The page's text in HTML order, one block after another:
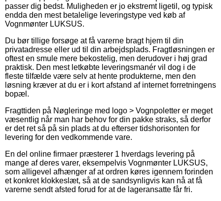
passer dig bedst. Muligheden er jo ekstremt ligetil, og typisk
endda den mest betalelige leveringstype ved køb af
Vognmønter LUKSUS.
Du bør tillige forsøge at få varerne bragt hjem til din
privatadresse eller ud til din arbejdsplads. Fragtløsningen er
oftest en smule mere bekostelig, men derudover i høj grad
praktisk. Den mest letkøbte leveringsmanér vil dog i de
fleste tilfælde være selv at hente produkterne, men den
løsning kræver at du er i kort afstand af internet forretningens
bopæl.
Fragttiden på Nøgleringe med logo > Vognpoletter er meget
væsentlig når man har behov for din pakke straks, så derfor
er det ret så på sin plads at du efterser tidshorisonten for
levering for den vedkommende vare.
En del online firmaer præsterer 1 hverdags levering på
mange af deres varer, eksempelvis Vognmønter LUKSUS,
som alligevel afhænger af at ordren køres igennem forinden
et konkret klokkeslæt, så at de sandsynligvis kan nå at få
varerne sendt afsted forud for at de lageransatte får fri.